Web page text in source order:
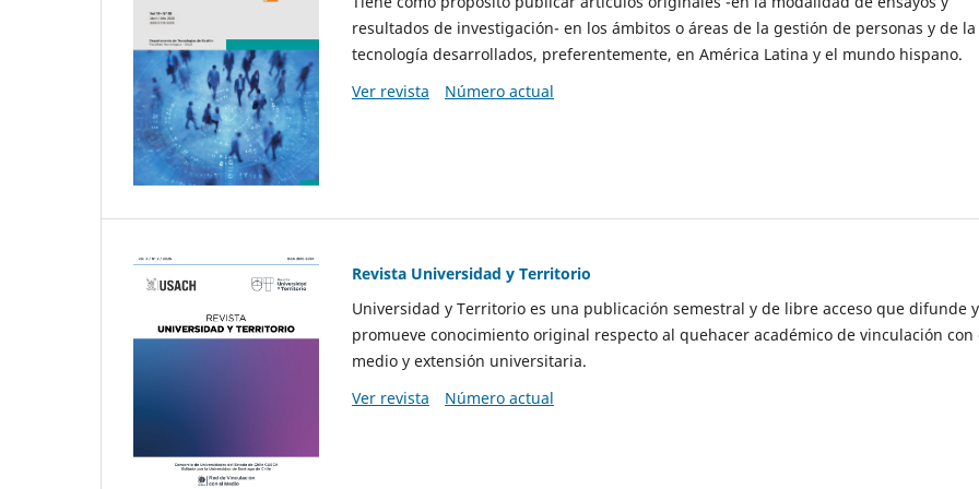
resultados de investigación- en los ámbitos o áreas de la gestión de personas y de la
tecnología desarrollados, preferentemente, en América Latina y el mundo hispano.
Ver revista
Número actual
Revista Universidad y Territorio
Universidad y Territorio es una publicación semestral y de libre acceso que difunde y
promueve conocimiento original respecto al quehacer académico de vinculación con
medio y extensión universitaria.
Ver revista
Número actual